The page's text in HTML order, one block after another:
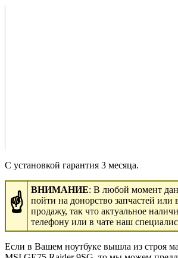
С установкой гарантия 3 месяца.
☝
ВНИМАНИЕ: В любой момент
пойти на донорство запчастей или
продажу, так что актуальное
телефону или в чате наш
Если в Вашем ноутбуке вышла из строя